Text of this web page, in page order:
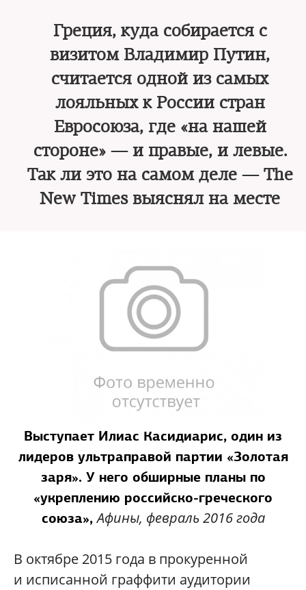
Греция, куда собирается с
визитом Владимир Путин,
считается одной из самых
лояльных к России стран
Евросоюза, где «на нашей
стороне» — и правые, и левые.
Так ли это на самом деле — The
New Times выяснял на месте
Выступает Илиас Касидиарис, один из
лидеров ультраправой партии «Золотая
заря». У него обширные планы по
«укреплению российско-греческого
союза»,Афины, февраль 2016 года
В октябре 2015 года в прокуренной
и исписанной граффити аудитории